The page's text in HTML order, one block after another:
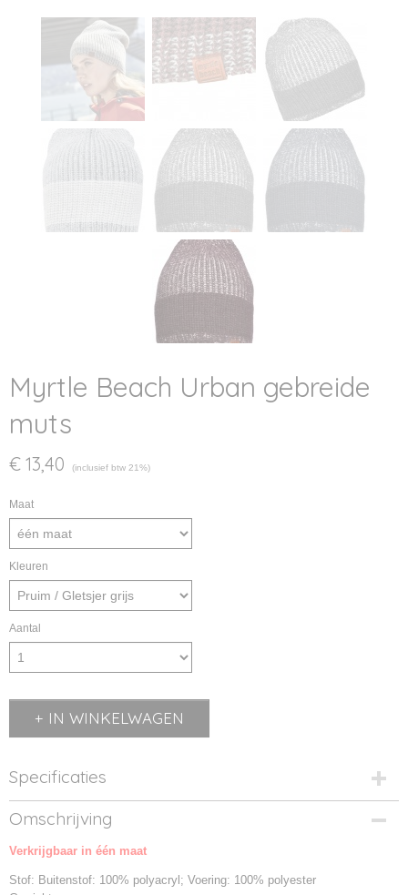
Myrtle Beach Urban gebreide
muts
€ 13,40 (inclusief btw 21%)
Maat
Kleuren
Aantal
IN WINKELWAGEN
Specificaties
Productcode
MB7993-01
Productcode leverancier
Omschrijving
Verkrijgbaar in één maat
Stof: Buitenstof: 100% polyacryl; Voering: 100% polyester